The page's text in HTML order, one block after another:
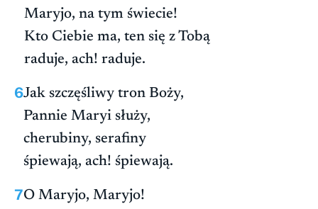
Maryjo, na tym świecie!
Kto Ciebie ma, ten się z Tobą
raduje, ach! raduje.
6Jak szczęśliwy tron Boży,
Pannie Maryi służy,
cherubiny, serafiny
śpiewają, ach! śpiewają.
7O Maryjo, Maryjo!